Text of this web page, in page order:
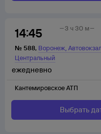
14:45
№ 588, Воронеж,
Центральный
3 ч 30 м
Кантемировское АТП
ежедневно
Выбрать